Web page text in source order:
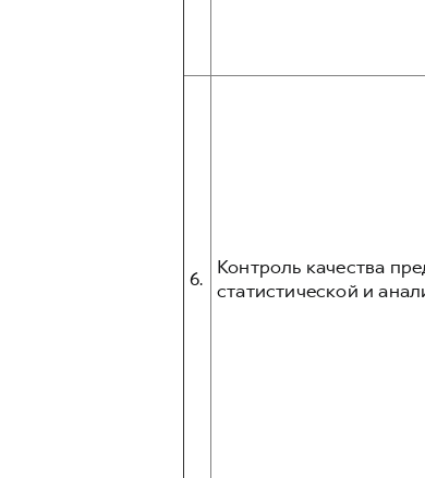
6.
Контроль качества
статистической и